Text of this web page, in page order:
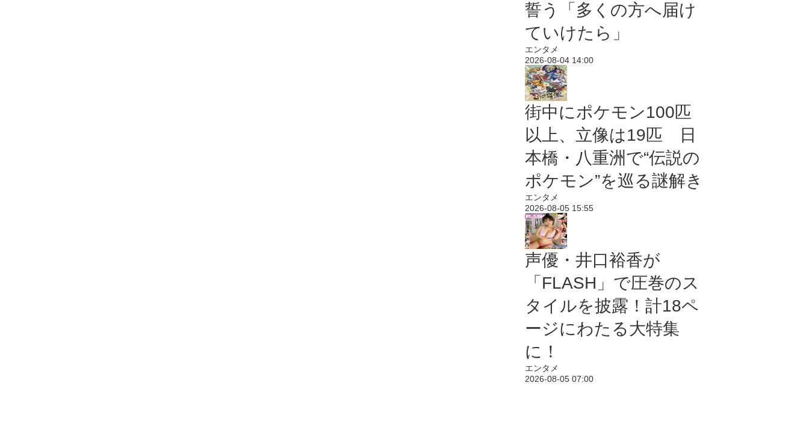
誓う「多くの方へ届け
ていけたら」
エンタメ
2026-08-04 14:00
街中にポケモン100匹
以上、立像は19匹 日
本橋・八重洲で“伝説の
ポケモン”を巡る謎解き
エンタメ
2026-08-05 15:55
声優・井口裕香が
「FLASH」で圧巻のス
タイルを披露！計18ペ
ージにわたる大特集
に！
エンタメ
2026-08-05 07:00